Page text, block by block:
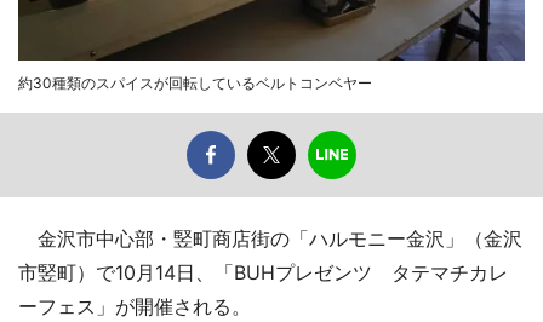
約30種類のスパイスが回転しているベルトコンベヤー
金沢市中心部・竪町商店街の「ハルモニー金沢」（金沢
市竪町）で10月14日、「BUHプレゼンツ タテマチカレ
ーフェス」が開催される。